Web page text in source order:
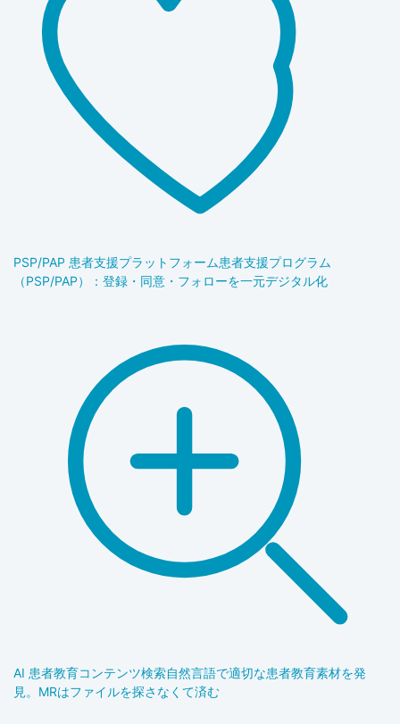
PSP/PAP 患者支援プラットフォーム患者支援プログラム
（PSP/PAP）：登録・同意・フォローを一元デジタル化
AI 患者教育コンテンツ検索自然言語で適切な患者教育素材を発
見。MRはファイルを探さなくて済む